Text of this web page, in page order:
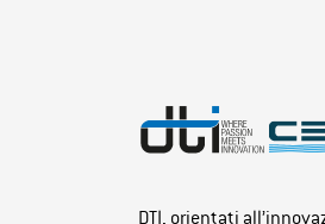
DTI, orientati